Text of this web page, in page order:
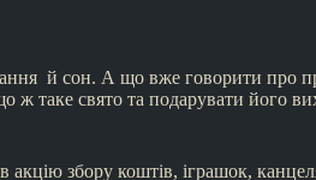
й сон. А що вже говорити про
ж таке свято та подарувати його
збору коштів, іграшок,